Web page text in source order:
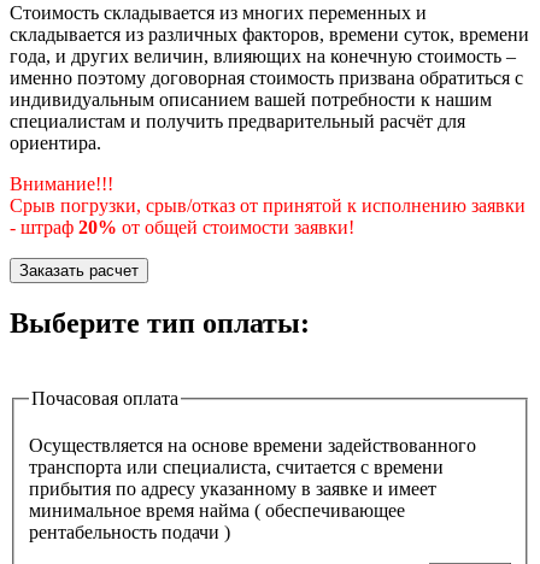
Стоимость складывается из многих переменных и
складывается из различных факторов, времени суток, времени
года, и других величин, влияющих на конечную стоимость –
именно поэтому договорная стоимость призвана обратиться с
индивидуальным описанием вашей потребности к нашим
специалистам и получить предварительный расчёт для
ориентира.
Внимание!!!
Срыв погрузки, срыв/отказ от принятой к исполнению заявки
- штраф 20% от общей стоимости заявки!
Заказать расчет
Выберите тип оплаты:
Почасовая оплата
Осуществляется на основе времени задействованного
транспорта или специалиста, считается с времени
прибытия по адресу указанному в заявке и имеет
минимальное время найма ( обеспечивающее
рентабельность подачи )